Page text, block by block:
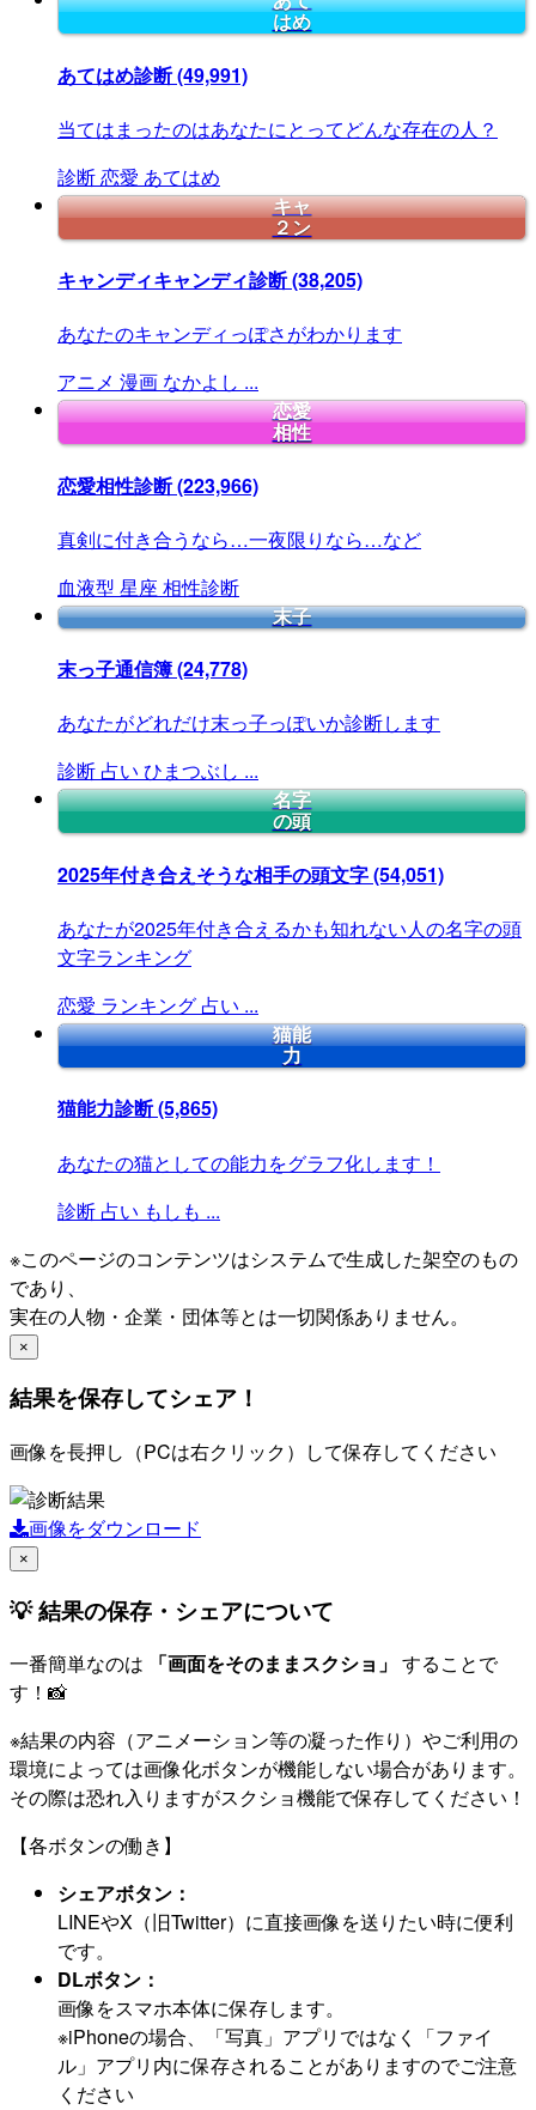
はめ
あてはめ診断(49,991)
当てはまったのはあなたにとってどんな存在の人？
診断恋愛 あてはめ
キャ
２ン
キャンディキャンディ診断(38,205)
あなたのキャンディっぽさがわかります
アニメ 漫画 なかよし ...
恋愛
相性
恋愛相性診断(223,966)
真剣に付き合うなら…一夜限りなら…など
血液型 星座 相性診断
末子
末っ子通信簿(24,778)
あなたがどれだけ末っ子っぽいか診断します
診断 占い ひまつぶし ...
名字
の頭
2025年付き合えそうな相手の頭文字(54,051)
あなたが2025年付き合えるかも知れない人の名字の頭
文字ランキング
恋愛 ランキング 占い ...
猫能
力
猫能力診断(5,865)
あなたの猫としての能力をグラフ化します！
診断 占い もしも ...
※このページのコンテンツはシステムで生成した架空のもの
であり、
実在の人物・企業・団体等とは一切関係ありません。
×
結果を保存してシェア！
画像を長押し（PCは右クリック）して保存してください
画像をダウンロード
×
💡 結果の保存・シェアについて
一番簡単なのは 「画面をそのままスクショ」 することで
す！📸
※結果の内容（アニメーション等の凝った作り）やご利用の
環境によっては画像化ボタンが機能しない場合があります。
その際は恐れ入りますがスクショ機能で保存してください！
【各ボタンの働き】
シェアボタン：
LINEやX（旧Twitter）に直接画像を送りたい時に便利
です。
DLボタン：
画像をスマホ本体に保存します。
※iPhoneの場合、「写真」アプリではなく「ファイ
ル」アプリ内に保存されることがありますのでご注意
ください